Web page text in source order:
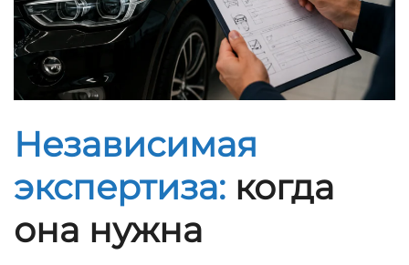
Независимая
экспертиза: когда
она нужна